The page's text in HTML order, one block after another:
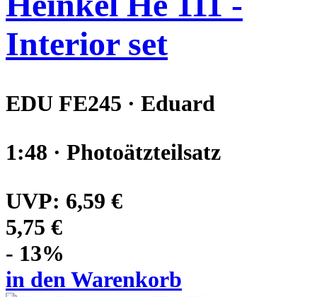
Interior set
EDU FE245 · Eduard
1:48 · Photoätzteilsatz
UVP: 6,59 €
5,75 €
- 13%
in den Warenkorb